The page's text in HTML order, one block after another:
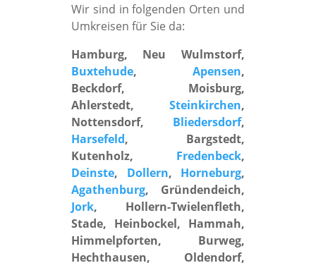
Wir sind in folgenden Orten und
Umkreisen für Sie da:
Hamburg, Neu Wulmstorf,
Buxtehude,Apensen,
Beckdorf, Moisburg,
Ahlerstedt,Steinkirchen,
Nottensdorf, Bliedersdorf,
Harsefeld, Bargstedt,
Kutenholz, Fredenbeck,
Deinste, Dollern, Horneburg,
Agathenburg, Gründendeich,
Jork, Hollern-Twielenfleth,
Stade, Heinbockel, Hammah,
Himmelpforten, Burweg,
Hechthausen, Oldendorf,